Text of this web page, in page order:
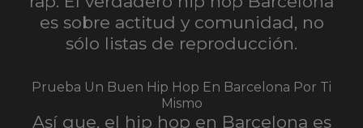
es sobre actitud y comunidad, no
sólo listas de reproducción.
Prueba Un Buen Hip Hop En Barcelona Por Ti
Mismo
Así que, el hip hop en Barcelona es